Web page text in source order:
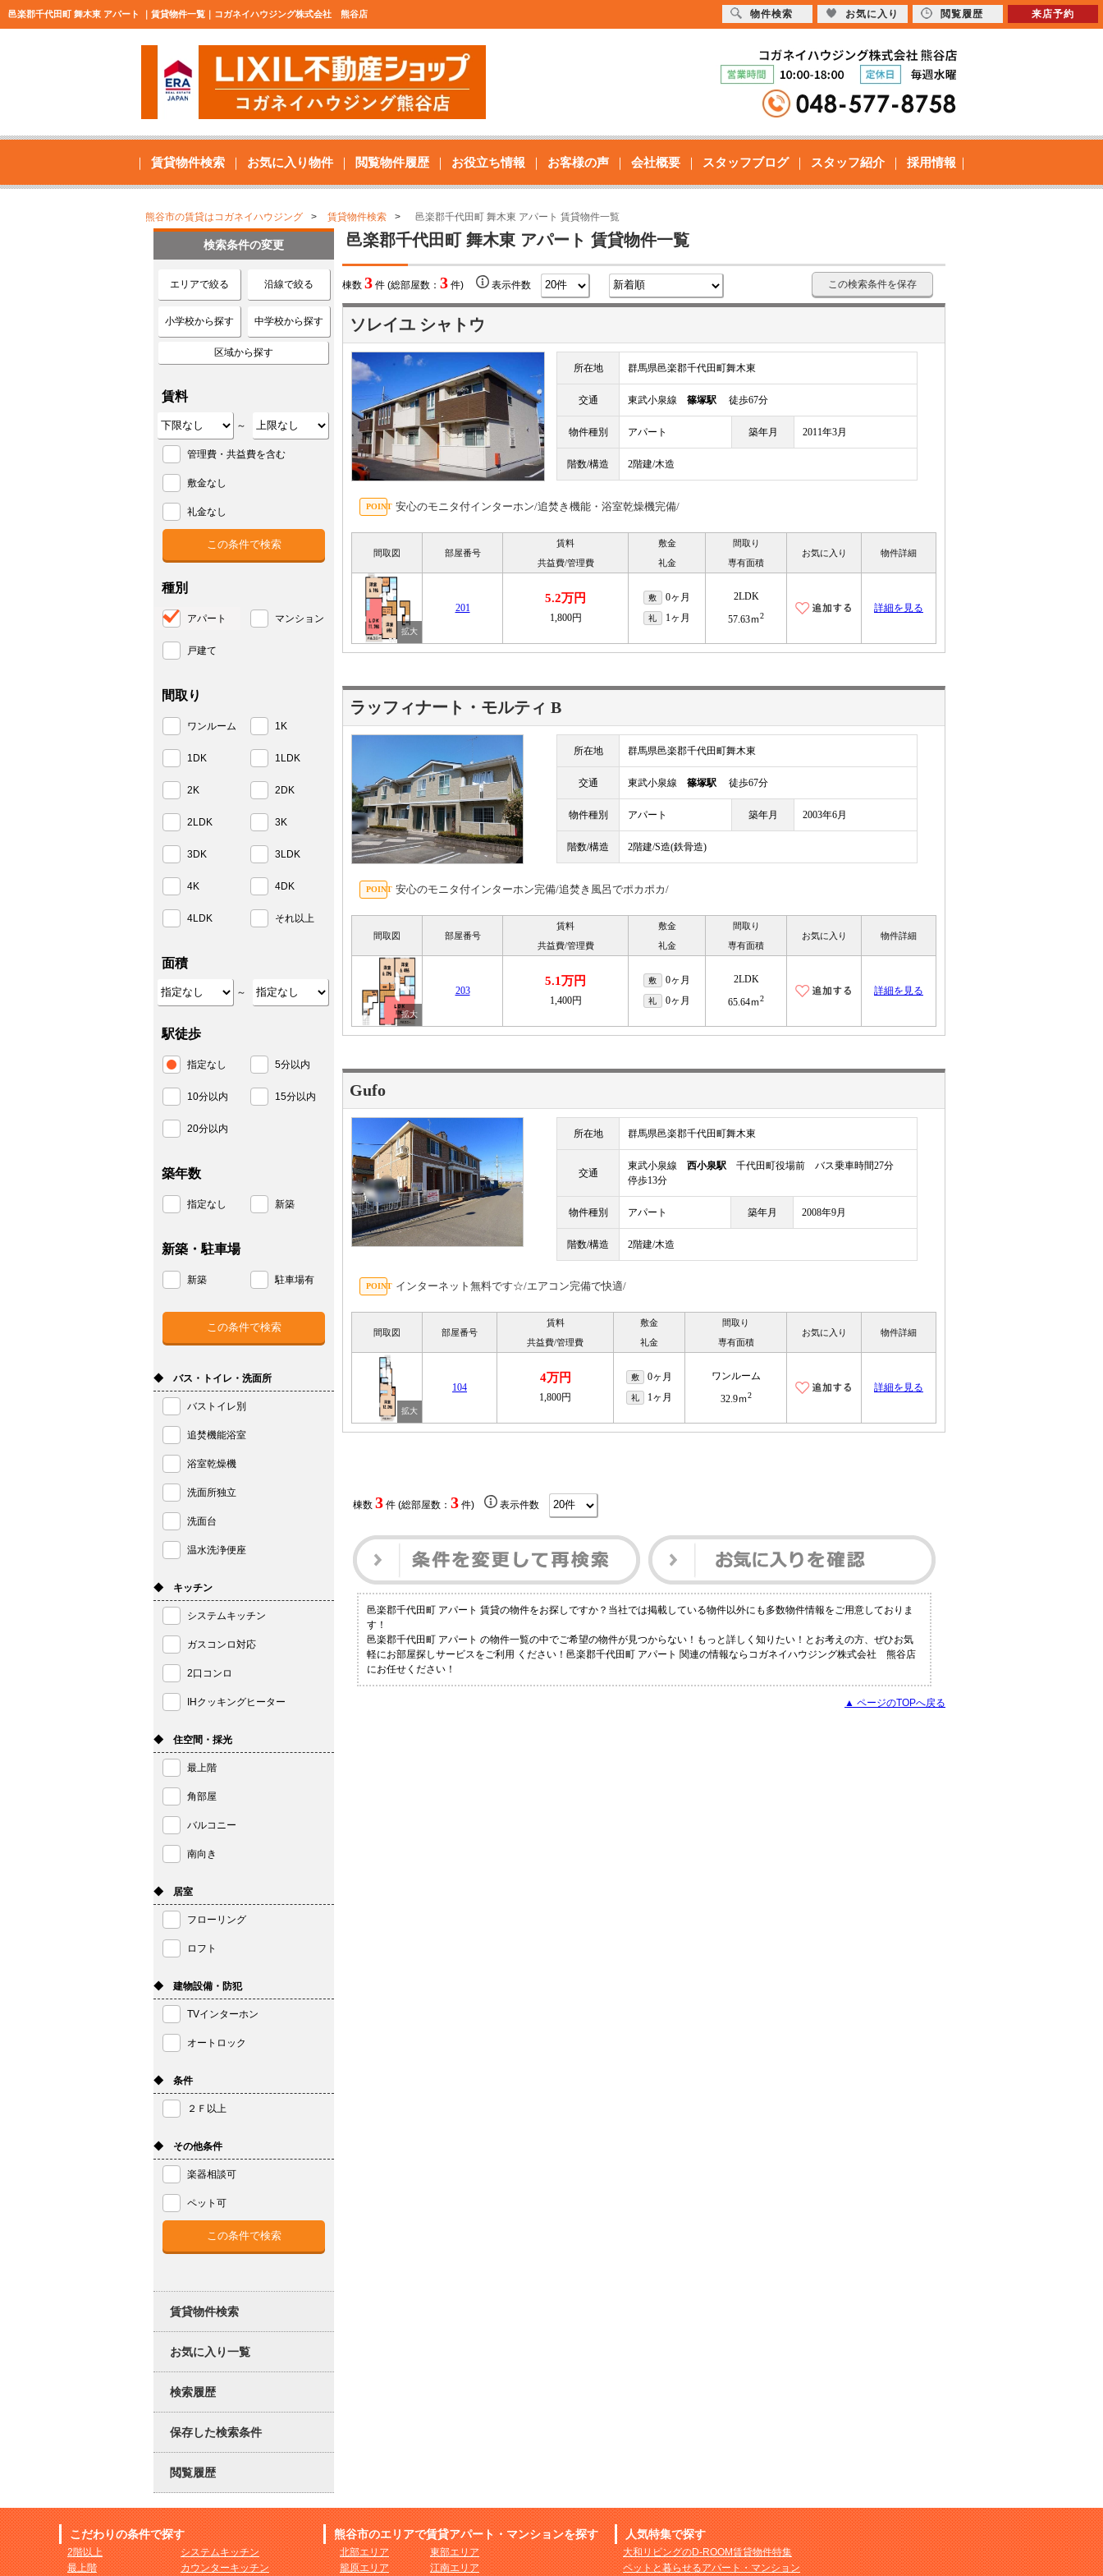
邑楽郡千代田町 舞木東 アパート ｜賃貸物件一覧｜コガネイハウジング株式会社 熊谷店
賃貸物件検索 お気に入り物件 閲覧物件履歴 お役立ち情報 お客様の声 会社概要 スタッフブログ スタッフ紹介 採用情報
熊谷市の賃貸はコガネイハウジング 賃貸物件検索 邑楽郡千代田町 舞木東 アパート 賃貸物件一覧
邑楽郡千代田町 舞木東 アパート 賃貸物件一覧
棟数 3 件 (総部屋数： 3 件) 表示件数 この検索条件を保存
ソレイユ シャトウ
所在地 群馬県邑楽郡千代田町舞木東
交通 東武小泉線 篠塚駅 徒歩67分
物件種別 アパート 築年月 2011年3月
階数/構造 2階建/木造
安心のモニタ付インターホン/追焚き機能・浴室乾燥機完備/
間取図 部屋番号
賃料
共益費/管理費
敷金
礼金
間取り
専有面積
お気に入り 物件詳細
201
5.2万円
1,800円
敷 0ヶ月
礼 1ヶ月
2LDK
57.63ｍ2
詳細を見る
ラッフィナート・モルティ B
所在地 群馬県邑楽郡千代田町舞木東
交通 東武小泉線 篠塚駅 徒歩67分
物件種別 アパート 築年月 2003年6月
階数/構造 2階建/S造(鉄骨造)
安心のモニタ付インターホン完備/追焚き風呂でポカポカ/
間取図 部屋番号
賃料
共益費/管理費
敷金
礼金
間取り
専有面積
お気に入り 物件詳細
203
5.1万円
1,400円
敷 0ヶ月
礼 0ヶ月
2LDK
65.64ｍ2
詳細を見る
Gufo
所在地 群馬県邑楽郡千代田町舞木東
交通
東武小泉線 西小泉駅 千代田町役場前 バス乗車時間27分
停歩13分
物件種別 アパート 築年月 2008年9月
階数/構造 2階建/木造
インターネット無料です☆/エアコン完備で快適/
間取図 部屋番号
賃料
共益費/管理費
敷金
礼金
間取り
専有面積
お気に入り 物件詳細
104
4万円
1,800円
敷 0ヶ月
礼 1ヶ月
ワンルーム
32.9ｍ2
詳細を見る
棟数 3件 (総部屋数： 3件) 表示件数
邑楽郡千代田町 アパート 賃貸の物件をお探しですか？当社では掲載している物件以外にも多数物件情報をご用意しておりま
す！
邑楽郡千代田町 アパート の物件一覧の中でご希望の物件が見つからない！もっと詳しく知りたい！とお考えの方、ぜひお気
軽にお部屋探しサービスをご利用 ください！邑楽郡千代田町 アパート 関連の情報ならコガネイハウジング株式会社 熊谷店
にお任せください！
▲ ページのTOPへ戻る
検索条件の変更
エリアで絞る 沿線で絞る
小学校から探す 中学校から探す
区域から探す
賃料
～
管理費・共益費を含む
敷金なし
礼金なし
種別
アパート マンション
戸建て
間取り
ワンルーム 1K
1DK 1LDK
2K 2DK
2LDK 3K
3DK 3LDK
4K 4DK
4LDK それ以上
面積
～
駅徒歩
指定なし 5分以内
10分以内 15分以内
20分以内
築年数
指定なし 新築
新築・駐車場
新築 駐車場有
◆ バス・トイレ・洗面所
バストイレ別
追焚機能浴室
浴室乾燥機
洗面所独立
洗面台
温水洗浄便座
◆ キッチン
システムキッチン
ガスコンロ対応
2口コンロ
IHクッキングヒーター
◆ 住空間・採光
最上階
角部屋
バルコニー
南向き
◆ 居室
フローリング
ロフト
◆ 建物設備・防犯
TVインターホン
オートロック
◆ 条件
２Ｆ以上
◆ その他条件
楽器相談可
ペット可
賃貸物件検索
お気に入り一覧
検索履歴
保存した検索条件
閲覧履歴
こだわりの条件で探す
2階以上
最上階
システムキッチン
カウンターキッチン
熊谷市のエリアで賃貸アパート・マンションを探す
北部エリア
籠原エリア
東部エリア
江南エリア
人気特集で探す
大和リビングのD-ROOM賃貸物件特集
ペットと暮らせるアパート・マンション
物件検索 お気に入り 閲覧履歴 来店予約